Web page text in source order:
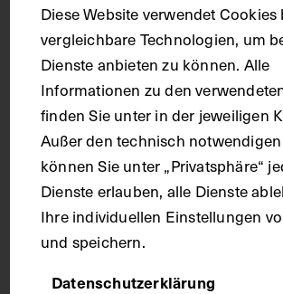
Bildmaß inkl. Passepartout 57,5 x
Kurzbeschreibung
Kreidezeichnung von Olga Prager,
von Josef Löwy, verlegt von Urban und
Schwarzenberg. Digitalisat von
Schlagwörter
Diese Website verwendet Cookies
vergleichbare Technologien, um
Dienste anbieten zu können. Alle
Informationen zu den
finden Sie unter in der jeweiligen
Außer den technisch
können Sie unter „Privatsphäre“
Dienste erlauben, alle Dienste
Ihre individuellen Einstellungen
und speichern.
Datenschutzerklärung